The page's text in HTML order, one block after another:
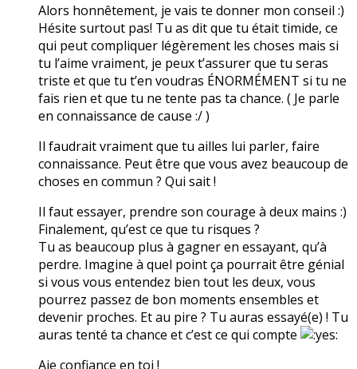
Alors honnêtement, je vais te donner mon conseil :)
Hésite surtout pas! Tu as dit que tu était timide, ce
qui peut compliquer légèrement les choses mais si
tu l’aime vraiment, je peux t’assurer que tu seras
triste et que tu t’en voudras ÉNORMÉMENT si tu ne
fais rien et que tu ne tente pas ta chance. ( Je parle
en connaissance de cause :/ )
Il faudrait vraiment que tu ailles lui parler, faire
connaissance. Peut être que vous avez beaucoup de
choses en commun ? Qui sait !
Il faut essayer, prendre son courage à deux mains :)
Finalement, qu’est ce que tu risques ?
Tu as beaucoup plus à gagner en essayant, qu’à
perdre. Imagine à quel point ça pourrait être génial
si vous vous entendez bien tout les deux, vous
pourrez passez de bon moments ensembles et
devenir proches. Et au pire ? Tu auras essayé(e) ! Tu
auras tenté ta chance et c’est ce qui compte
Aie confiance en toi !